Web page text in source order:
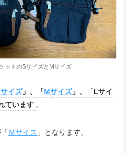
ットのSサイズとMサイズ
イズ」、「Mサイズ」、「Lサイ
ています 。
Ｍサイズ 」となります。